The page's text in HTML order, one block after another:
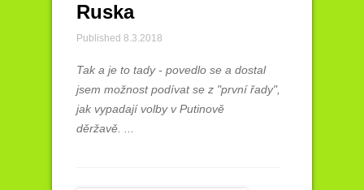
Ruska
Published 8.3.2018
Tak a je to tady - povedlo se a dostal
jsem možnost podívat se z "první řady",
jak vypadají volby v Putinově
děržavě. ...